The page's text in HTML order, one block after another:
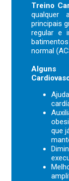
Treino
qualquer
principais
regular e
normal
Alguns
que